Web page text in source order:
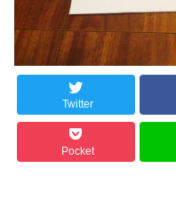
Twitter
Pocket